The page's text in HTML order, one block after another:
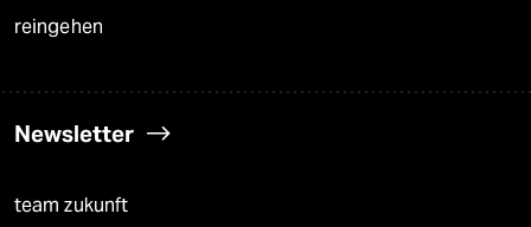
reingehen
Newsletter
team zukunft